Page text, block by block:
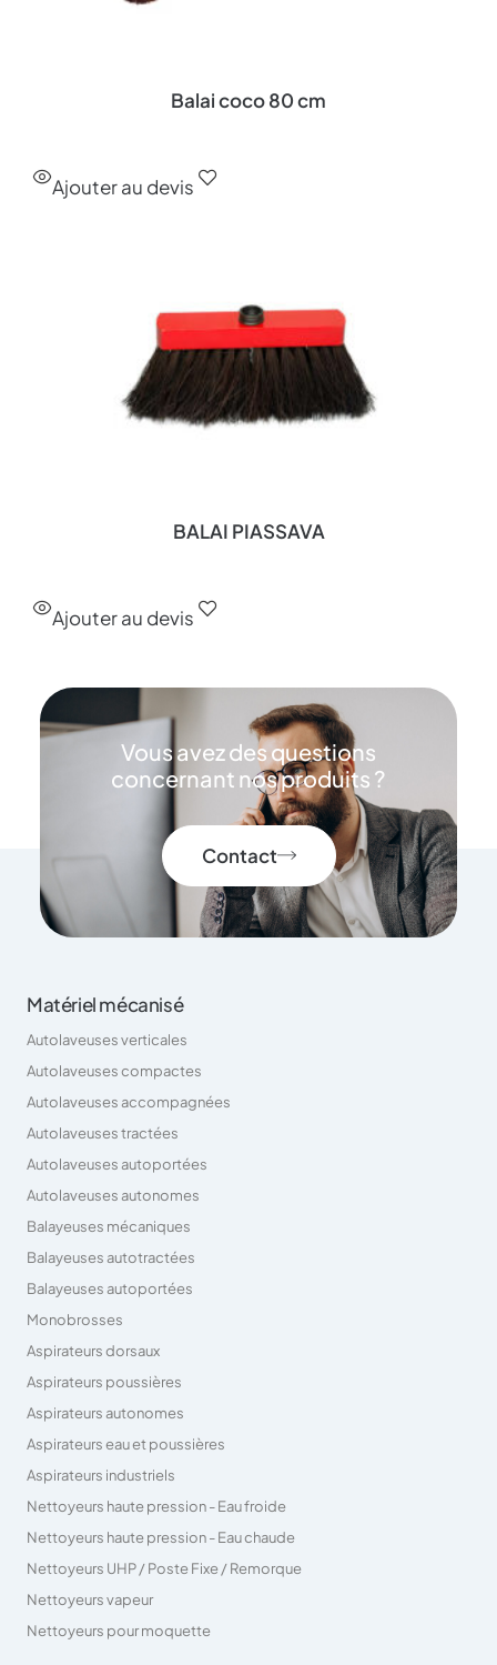
Balai coco 80 cm
Ajouter au devis
BALAI PIASSAVA
Ajouter au devis
Vous avez des questions
concernant nos produits ?
Contact
Matériel mécanisé
Autolaveuses verticales
Autolaveuses compactes
Autolaveuses accompagnées
Autolaveuses tractées
Autolaveuses autoportées
Autolaveuses autonomes
Balayeuses mécaniques
Balayeuses autotractées
Balayeuses autoportées
Monobrosses
Aspirateurs dorsaux
Aspirateurs poussières
Aspirateurs autonomes
Aspirateurs eau et poussières
Aspirateurs industriels
Nettoyeurs haute pression - Eau froide
Nettoyeurs haute pression - Eau chaude
Nettoyeurs UHP / Poste Fixe / Remorque
Nettoyeurs vapeur
Nettoyeurs pour moquette